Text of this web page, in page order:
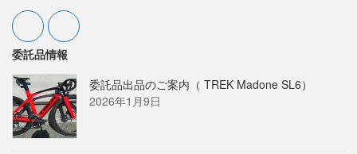
委託品情報
委託品出品のご案内（ TREK Madone SL6）
2026年1月9日